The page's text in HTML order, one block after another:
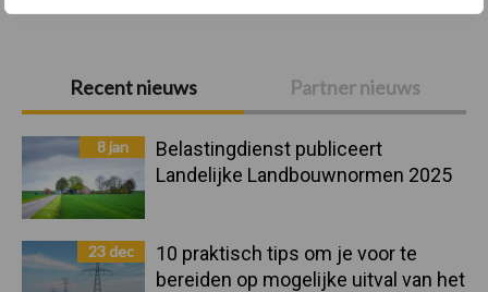
Primaire
Sidebar
Recent nieuws Partner nieuws
8 jan
Belastingdienst publiceert
Landelijke Landbouwnormen 2025
23 dec
10 praktisch tips om je voor te
bereiden op mogelijke uitval van het